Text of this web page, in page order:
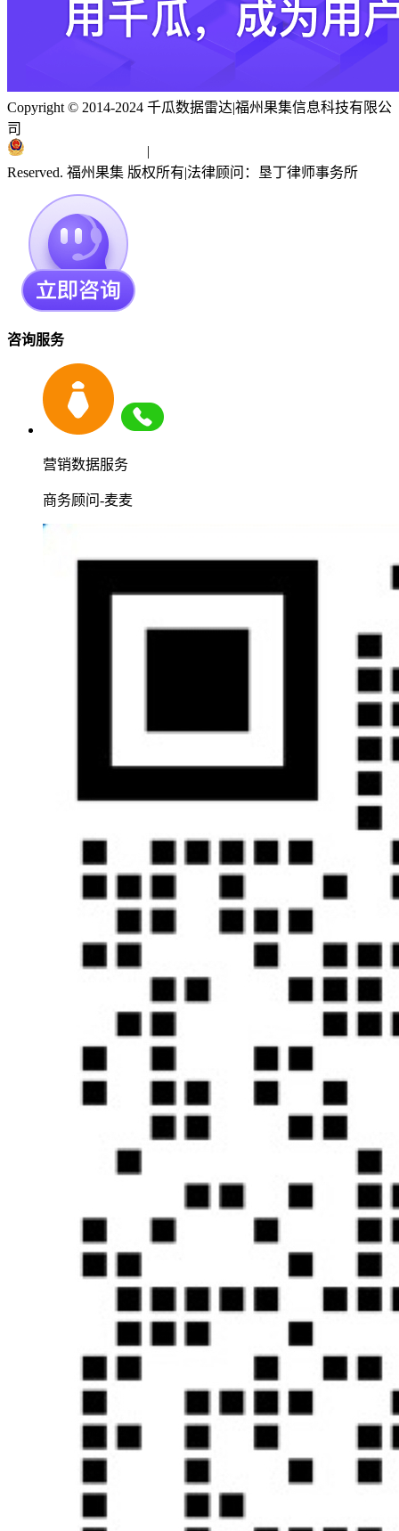
Copyright © 2014-2024 千瓜数据雷达|福州果集信息科技有限公
司
|
Reserved. 福州果集 版权所有|法律顾问：垦丁律师事务所
咨询服务
营销数据服务
商务顾问-麦麦